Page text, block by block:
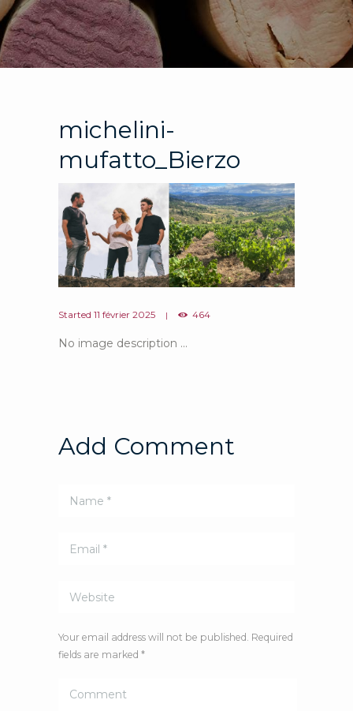
michelini-
mufatto_Bierzo
Started 11 février 2025 464
No image description ...
Add Comment
Your email address will not be published. Required
fields are marked *